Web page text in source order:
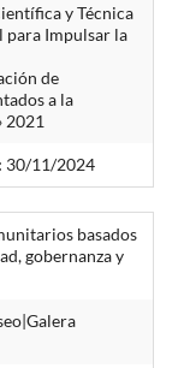
y Técnica
para Impulsar la
de
a la
2021
30/11/2024
basados
gobernanza y